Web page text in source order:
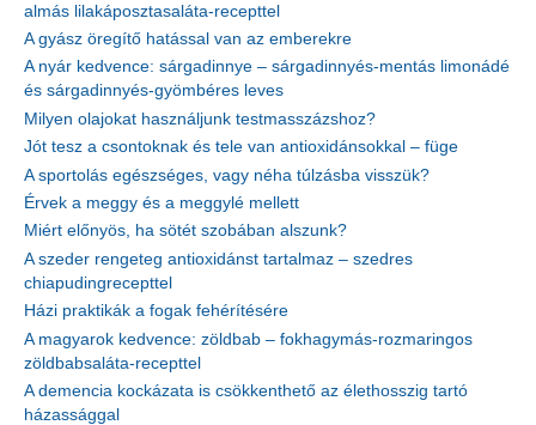
almás lilakáposztasaláta-recepttel
A gyász öregítő hatással van az emberekre
A nyár kedvence: sárgadinnye – sárgadinnyés-mentás limonádé
és sárgadinnyés-gyömbéres leves
Milyen olajokat használjunk testmasszázshoz?
Jót tesz a csontoknak és tele van antioxidánsokkal – füge
A sportolás egészséges, vagy néha túlzásba visszük?
Érvek a meggy és a meggylé mellett
Miért előnyös, ha sötét szobában alszunk?
A szeder rengeteg antioxidánst tartalmaz – szedres
chiapudingrecepttel
Házi praktikák a fogak fehérítésére
A magyarok kedvence: zöldbab – fokhagymás-rozmaringos
zöldbabsaláta-recepttel
A demencia kockázata is csökkenthető az élethosszig tartó
házassággal